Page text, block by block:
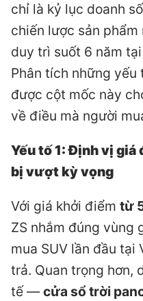
chỉ là kỷ lục doanh
chiến lược sản
duy trì suốt 6 năm
Phân tích những yếu
được cột mốc này
về điều mà người
Yếu tố 1: Định vị giá
bị vượt kỳ vọng
Với giá khởi điểm từ
ZS nhắm đúng vùng
mua SUV lần đầu tại
trả. Quan trọng hơn,
tế —cửa sổ trời